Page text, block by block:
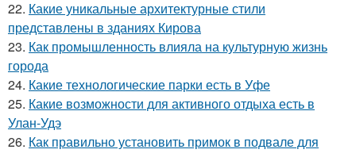
22. Какие уникальные архитектурные стили
представлены в зданиях Кирова
23. Как промышленность влияла на культурную жизнь
города
24. Какие технологические парки есть в Уфе
25. Какие возможности для активного отдыха есть в
Улан-Удэ
26. Как правильно установить примок в подвале для